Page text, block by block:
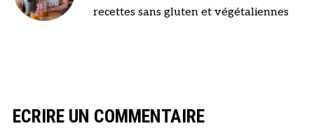
recettes sans gluten et végétaliennes
ECRIRE UN COMMENTAIRE